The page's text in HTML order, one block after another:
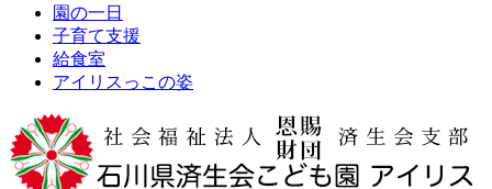
園の一日
子育て支援
給食室
アイリスっこの姿